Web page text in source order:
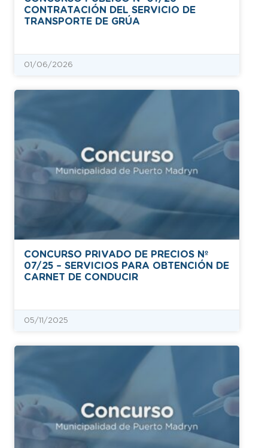
CONTRATACIÓN DEL SERVICIO DE
TRANSPORTE DE GRÚA
01/06/2026
CONCURSO PRIVADO DE PRECIOS Nº
07/25 – SERVICIOS PARA OBTENCIÓN DE
CARNET DE CONDUCIR
05/11/2025